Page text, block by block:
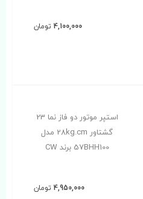
4,100,000 تومان
استپر موتور دو فاز نما 23
گشتاور 28kg.cm مدل
57BHH100 برند CW
4,950,000 تومان